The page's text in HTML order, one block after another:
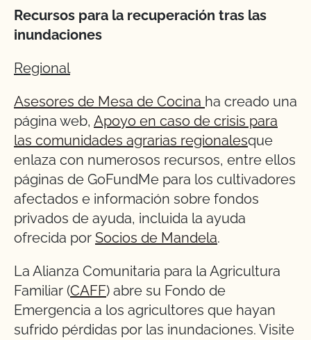
Recursos para la recuperación tras las
inundaciones
Regional
Asesores de Mesa de Cocina ha creado una
página web, Apoyo en caso de crisis para
las comunidades agrarias regionalesque
enlaza con numerosos recursos, entre ellos
páginas de GoFundMe para los cultivadores
afectados e información sobre fondos
privados de ayuda, incluida la ayuda
ofrecida por Socios de Mandela.
La Alianza Comunitaria para la Agricultura
Familiar (CAFF) abre su Fondo de
Emergencia a los agricultores que hayan
sufrido pérdidas por las inundaciones. Visite